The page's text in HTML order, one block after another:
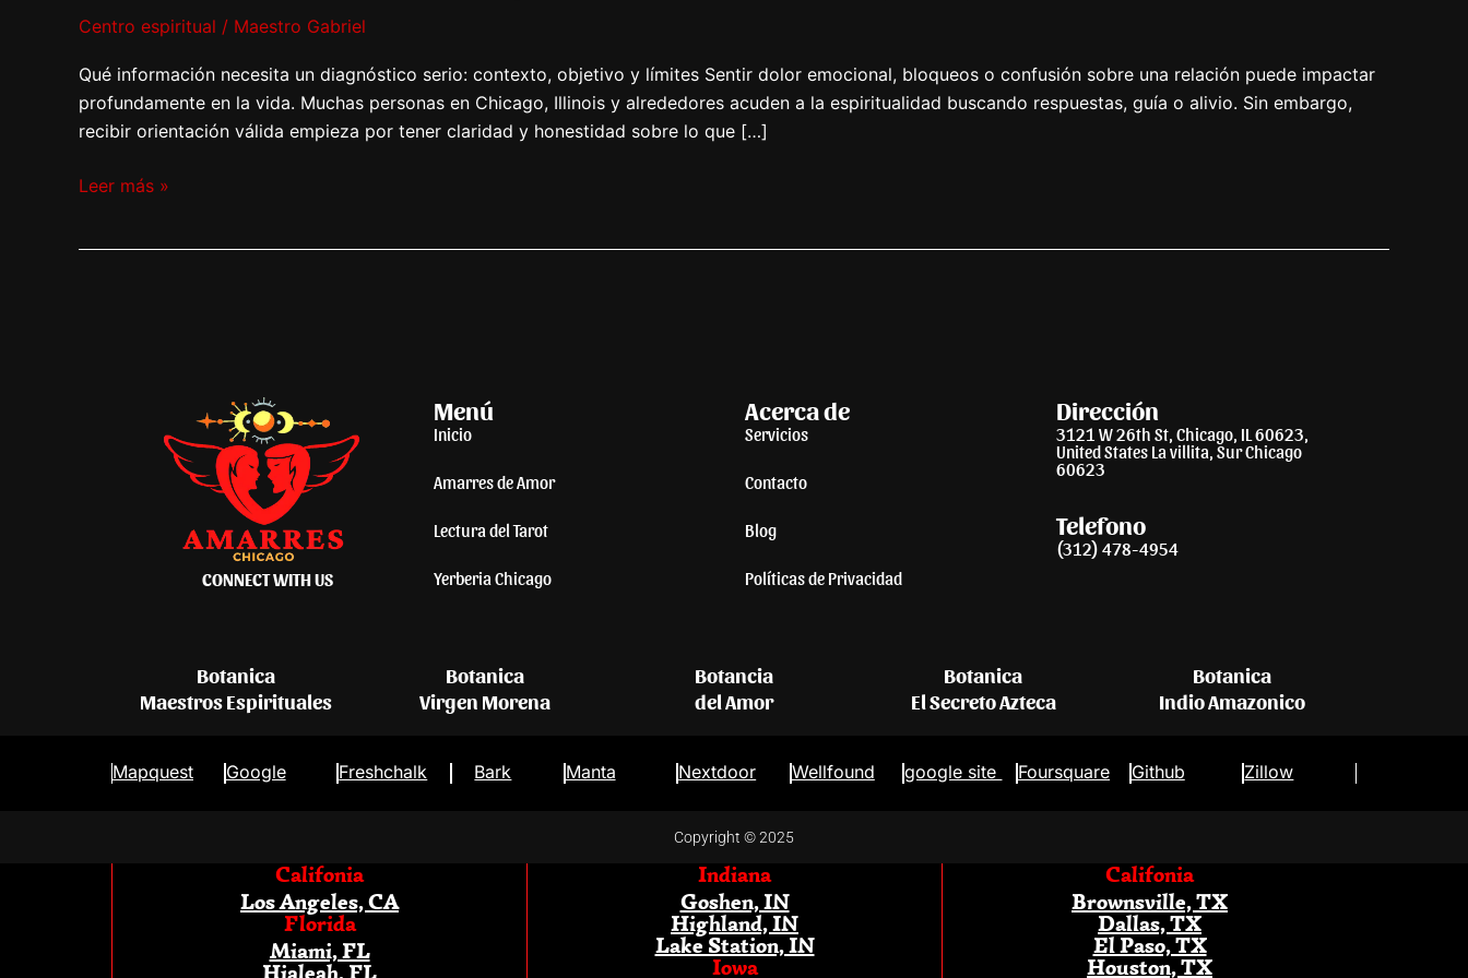
Centro espiritual / Maestro Gabriel
Qué información necesita un diagnóstico serio: contexto, objetivo y límites Sentir dolor emocional, bloqueos o confusión sobre una relación puede impactar
profundamente en la vida. Muchas personas en Chicago, Illinois y alrededores acuden a la espiritualidad buscando respuestas, guía o alivio. Sin embargo,
recibir orientación válida empieza por tener claridad y honestidad sobre lo que […]
Leer más »
CONNECT WITH US
Menú
Inicio
Amarres de Amor
Lectura del Tarot
Yerberia Chicago
Acerca de
Servicios
Contacto
Blog
Políticas de Privacidad
Dirección
3121 W 26th St, Chicago, IL 60623,
United States La villita, Sur Chicago
60623
Telefono
(312) 478-4954
Botanica
Maestros Espirituales
Botanica
Virgen Morena
Botancia
del Amor
Botanica
El Secreto Azteca
Botanica
Indio Amazonico
Mapquest Google Freshchalk Bark Manta Nextdoor Wellfound google site Foursquare Github Zillow
Copyright © 2025
Califonia
Los Angeles, CA
Florida
Miami, FL
Hialeah, FL
Indiana
Goshen, IN
Highland, IN
Lake Station, IN
Iowa
Califonia
Brownsville, TX
Dallas, TX
El Paso, TX
Houston, TX